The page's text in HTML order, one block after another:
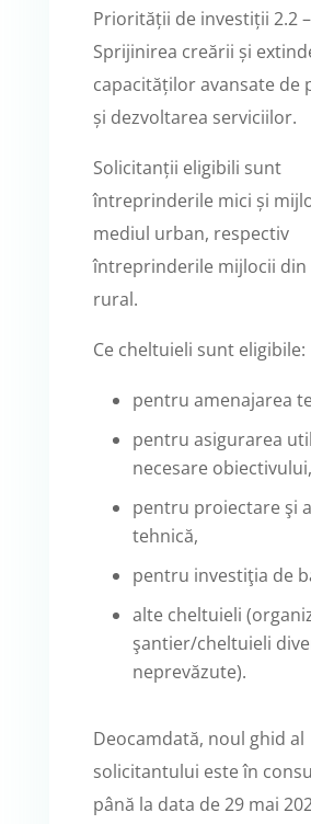
Priorității de investiții 2.2 –
Sprijinirea creării și
capacităților avansate de
și dezvoltarea serviciilor.
Solicitanții eligibili sunt
întreprinderile mici și
mediul urban, respectiv
întreprinderile mijlocii din
rural.
Ce cheltuieli sunt eligibile:
pentru amenajarea
pentru asigurarea
necesare obiectivului,
pentru proiectare şi
tehnică,
pentru investiţia de
alte cheltuieli
şantier/cheltuieli
neprevăzute).
Deocamdată, noul ghid al
solicitantului este în
până la data de 29 mai